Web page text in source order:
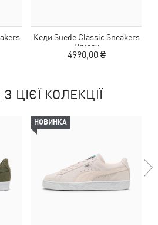
Кеди Suede Classic Sneakers
Unisex
4990,00 ₴
ЦІЄЇ КОЛЕКЦІЇ
НОВИНКА